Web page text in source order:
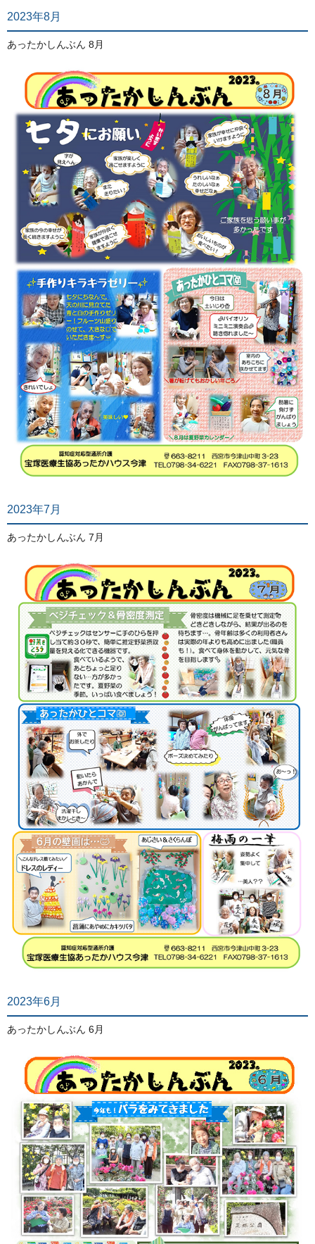
2023年8月
あったかしんぶん 8月
2023年7月
あったかしんぶん 7月
2023年6月
あったかしんぶん 6月